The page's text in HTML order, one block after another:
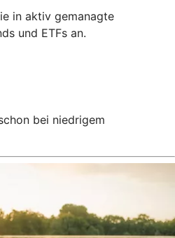
in aktiv gemanagte
und ETFs an.
bei niedrigem